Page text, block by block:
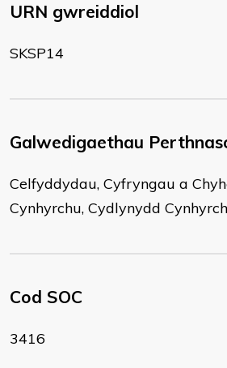
URN gwreiddiol
SKSP14
Galwedigaethau
Celfyddydau, Cyfryngau a
Cynhyrchu, Cydlynydd
Cod SOC
3416